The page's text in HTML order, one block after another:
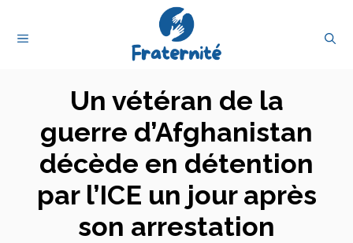
MENU
Un vétéran de la
guerre d’Afghanistan
décède en détention
par l’ICE un jour après
son arrestation